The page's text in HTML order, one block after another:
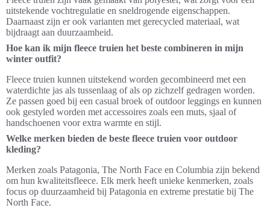
uitstekende vochtregulatie en sneldrogende eigenschappen.
Daarnaast zijn er ook varianten met gerecycled materiaal, wat
bijdraagt aan duurzaamheid.
Hoe kan ik mijn fleece truien het beste combineren in mijn
winter outfit?
Fleece truien kunnen uitstekend worden gecombineerd met een
waterdichte jas als tussenlaag of als op zichzelf gedragen worden.
Ze passen goed bij een casual broek of outdoor leggings en kunnen
ook gestyled worden met accessoires zoals een muts, sjaal of
handschoenen voor extra warmte en stijl.
Welke merken bieden de beste fleece truien voor outdoor
kleding?
Merken zoals Patagonia, The North Face en Columbia zijn bekend
om hun kwaliteitsfleece. Elk merk heeft unieke kenmerken, zoals
focus op duurzaamheid bij Patagonia en extreme prestatie bij The
North Face.